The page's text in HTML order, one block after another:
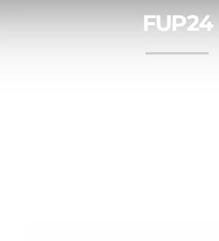
FUP24